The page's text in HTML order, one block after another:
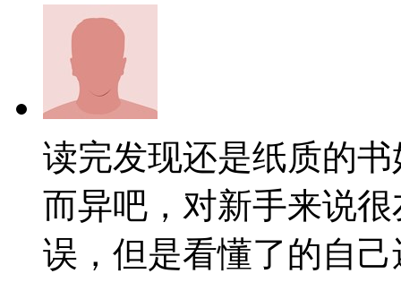
读完发现还是纸质的
而异吧，对新手来说
误，但是看懂了的自